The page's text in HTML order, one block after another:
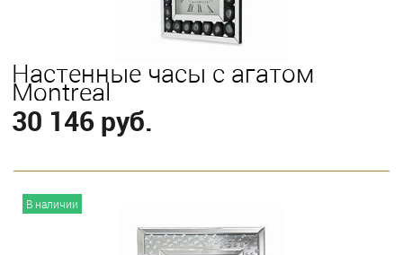
Настенные часы с агатом
Montreal
30 146 руб.
В наличии